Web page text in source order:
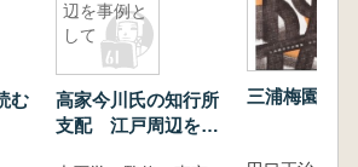
類聚』所収の古画舞楽図
の系譜と古画類聚本
信と江戸時代後期の舞楽図粉
む
辺を事例と
して
高家今川氏の知行所
支配 江戸周辺を事
三浦梅園